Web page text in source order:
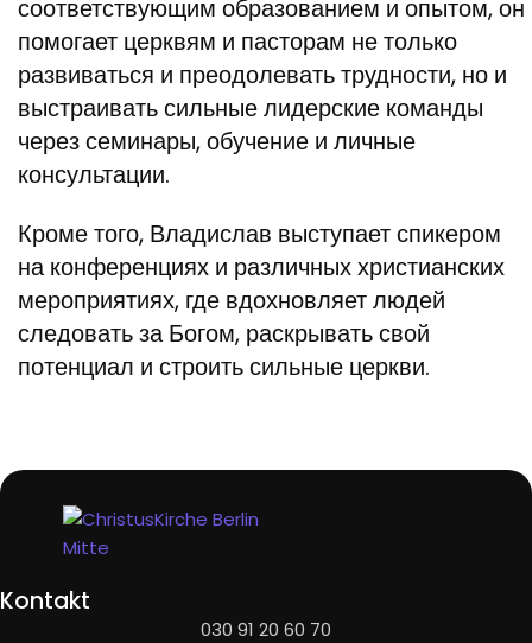
соответствующим образованием и опытом, он
помогает церквям и пасторам не только
развиваться и преодолевать трудности, но и
выстраивать сильные лидерские команды
через семинары, обучение и личные
консультации.
Кроме того, Владислав выступает спикером
на конференциях и различных христианских
мероприятиях, где вдохновляет людей
следовать за Богом, раскрывать свой
потенциал и строить сильные церкви.
Kontakt
030 91 20 60 70